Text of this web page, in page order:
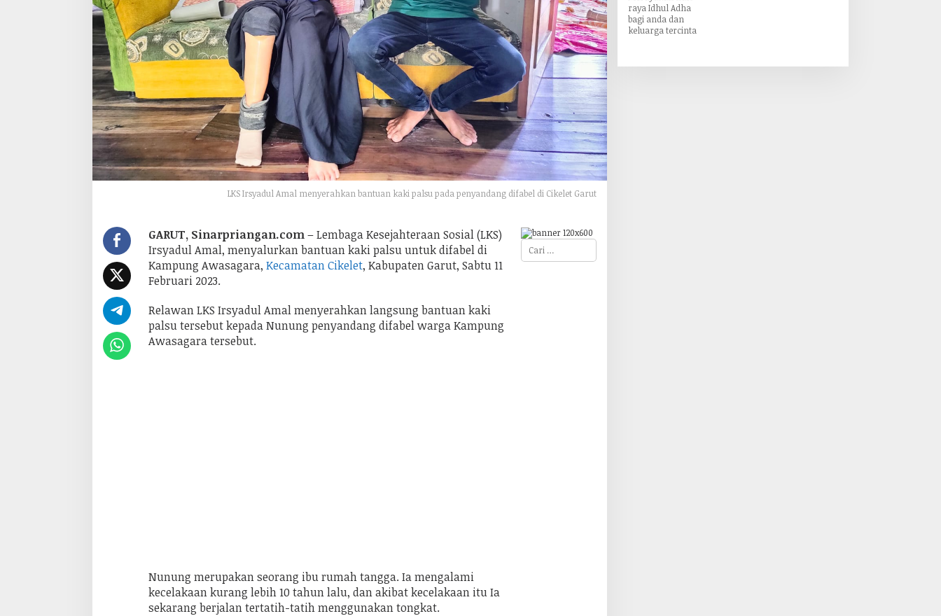
a
k
i
P
a
l
s
u
u
n
t
u
k
D
i
f
a
LKS Irsyadul Amal menyerahkan bantuan kaki palsu pada penyandang difabel di Cikelet Garut
GARUT, Sinarpriangan.com– Lembaga Kesejahteraan Sosial (LKS)
Irsyadul Amal, menyalurkan bantuan kaki palsu untuk difabel di
Kampung Awasagara, Kecamatan Cikelet, Kabupaten Garut, Sabtu 11
Februari 2023.
Relawan LKS Irsyadul Amal menyerahkan langsung bantuan kaki
palsu tersebut kepada Nunung penyandang difabel warga Kampung
Awasagara tersebut.
Nunung merupakan seorang ibu rumah tangga. Ia mengalami
kecelakaan kurang lebih 10 tahun lalu, dan akibat kecelakaan itu Ia
sekarang berjalan tertatih-tatih menggunakan tongkat.
C
r
raya Idhul Adha
bagi anda dan
keluarga tercinta